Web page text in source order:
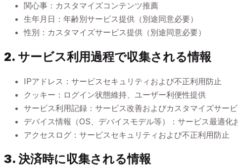
関心事：カスタマイズコンテンツ推薦
生年月日：年齢別サービス提供（別途同意必要）
性別：カスタマイズサービス提供（別途同意必要）
2. サービス利用過程で収集される情報
IPアドレス：サービスセキュリティおよび不正利用防止
クッキー：ログイン状態維持、ユーザー利便性提供
サービス利用記録：サービス改善およびカスタマイズサー
デバイス情報（OS、デバイスモデル等）：サービス最適化
アクセスログ：サービスセキュリティおよび不正利用防止
3. 決済時に収集される情報